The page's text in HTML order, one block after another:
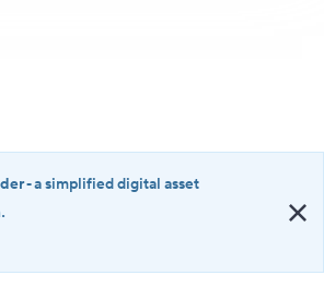
·
- a simplified digital asset